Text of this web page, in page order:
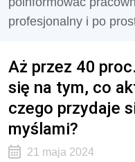
profesjonalny i po
Aż przez 40
się na tym, co
czego przydaje
myślami?
21 maja 2024